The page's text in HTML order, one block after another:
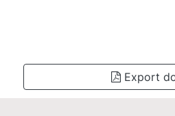
Export